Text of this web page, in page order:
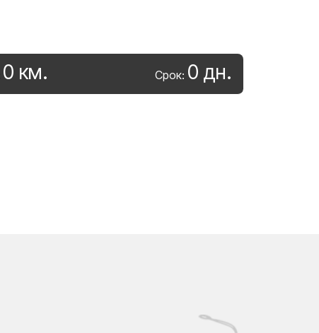
0 км. Срок: 0 дн.